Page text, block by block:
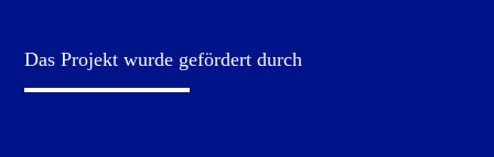
Das Projekt wurde gefördert durch